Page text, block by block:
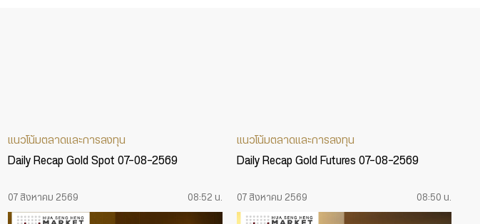
แนวโน้มตลาดและการลงทุน
Daily Recap Gold Spot 07-08-2569
07 สิงหาคม 2569 08:52 น.
แนวโน้มตลาดและการลงทุน
Daily Recap Gold Futures 07-08-2569
07 สิงหาคม 2569 08:50 น.